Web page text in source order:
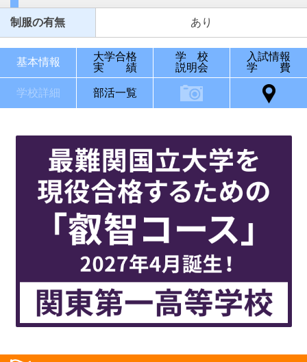
制服の有無 あり
基本情報
大学合格
実 績
学 校
説明会
入試情報
学 費
学校詳細 部活一覧